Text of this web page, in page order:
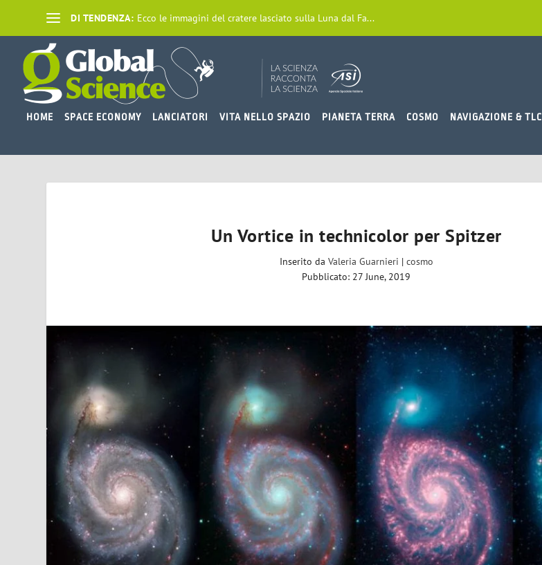
DI TENDENZA: Ecco le immagini del cratere lasciato sulla Luna dal Fa...
HOME SPACE ECONOMY LANCIATORI VITA NELLO SPAZIO PIANETA TERRA COSMO NAVIGAZIONE & TLC
Un Vortice in technicolor per Spitzer
Inserito da Valeria Guarnieri | cosmo
Pubblicato: 27 June, 2019